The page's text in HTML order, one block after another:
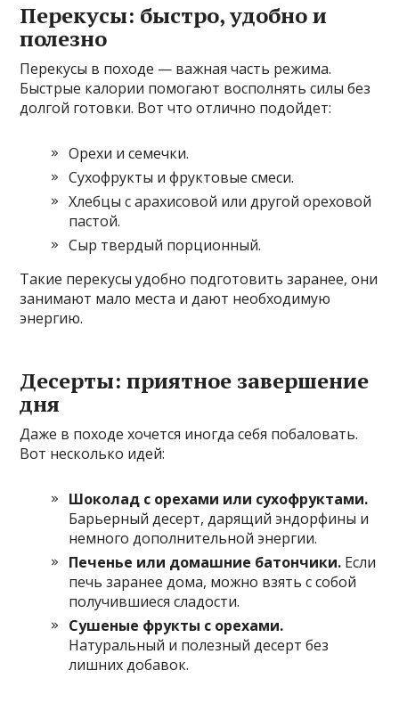
Перекусы: быстро, удобно и
полезно
Перекусы в походе — важная часть режима.
Быстрые калории помогают восполнять силы без
долгой готовки. Вот что отлично подойдет:
Орехи и семечки.
Сухофрукты и фруктовые смеси.
Хлебцы с арахисовой или другой ореховой
пастой.
Сыр твердый порционный.
Такие перекусы удобно подготовить заранее, они
занимают мало места и дают необходимую
энергию.
Десерты: приятное завершение
дня
Даже в походе хочется иногда себя побаловать.
Вот несколько идей:
Шоколад с орехами или сухофруктами.
Барьерный десерт, дарящий эндорфины и
немного дополнительной энергии.
Печенье или домашние батончики. Если
печь заранее дома, можно взять с собой
получившиеся сладости.
Сушеные фрукты с орехами.
Натуральный и полезный десерт без
лишних добавок.